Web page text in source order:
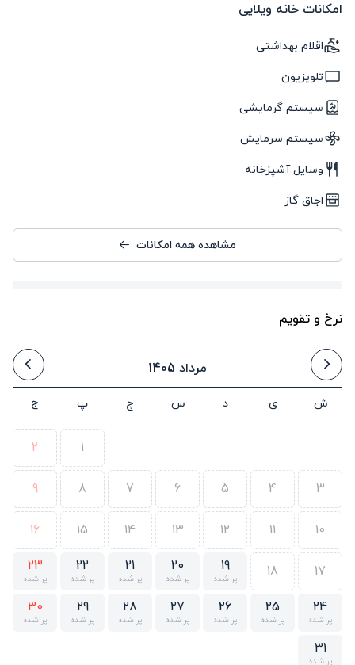
امکانات خانه ویلایی
اقلام بهداشتی
تلویزیون
سیستم گرمایشی
سیستم سرمایش
وسایل آشپزخانه
اجاق گاز
مشاهده همه امکانات
نرخ و تقویم
مرداد 1405
ش ی د س چ پ ج
1
2
3
4
5
6
7
8
9
10
11
12
13
14
15
16
17
18
19
پر شده
20
پر شده
21
پر شده
22
پر شده
23
پر شده
24
پر شده
25
پر شده
26
پر شده
27
پر شده
28
پر شده
29
پر شده
30
پر شده
31
پر شده